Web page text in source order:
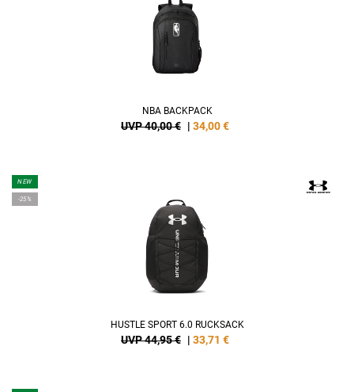
NBA BACKPACK
UVP 40,00 € | 34,00€
NEW
-25%
HUSTLE SPORT 6.0 RUCKSACK
UVP 44,95 € | 33,71 €